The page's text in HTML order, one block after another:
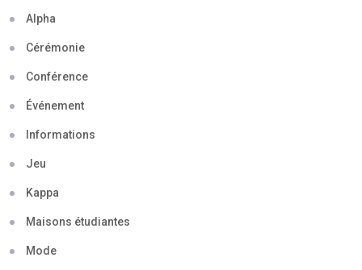
Alpha
Cérémonie
Conférence
Événement
Informations
Jeu
Kappa
Maisons étudiantes
Mode